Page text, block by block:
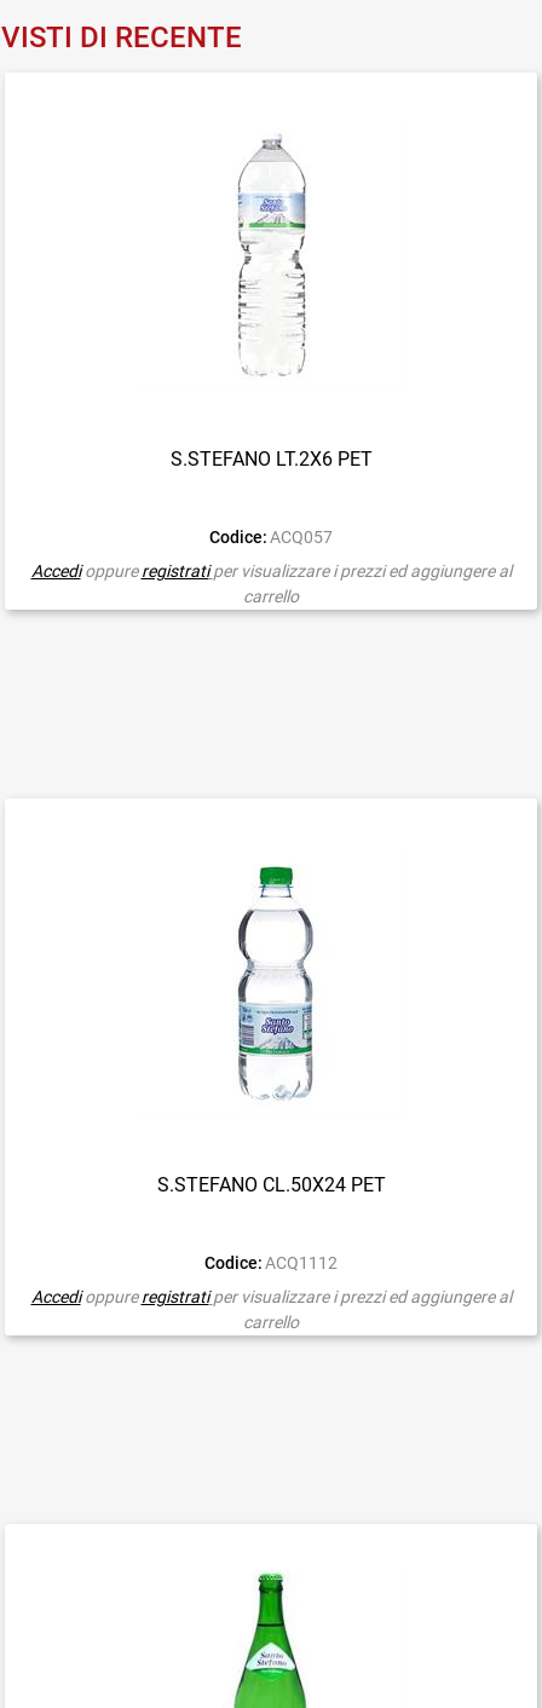
VISTI DI RECENTE
S.STEFANO LT.2X6 PET
Codice: ACQ057
Accedioppureregistrati per visualizzare i prezzi ed aggiungere al
carrello
S.STEFANO CL.50X24 PET
Codice: ACQ1112
Accedioppureregistrati per visualizzare i prezzi ed aggiungere al
carrello